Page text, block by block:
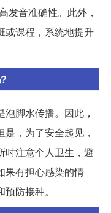
发音准确性。此外，
或课程，系统地提升
脚水传播。因此，
，为了安全起见，
时注意个人卫生，避
果有担心感染的情
防接种。